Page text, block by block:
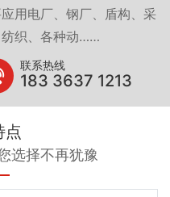
用电厂、钢厂、盾构、采
纺织、各种动……
联系热线
183 3637 1213
点
选择不再犹豫